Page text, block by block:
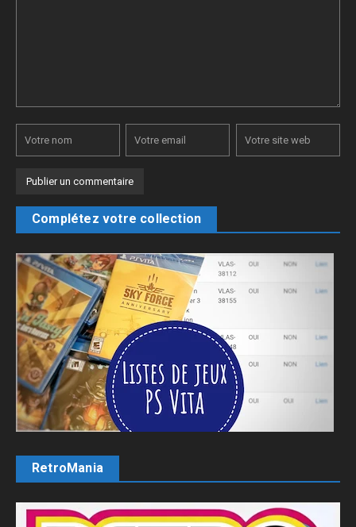
Complétez votre collection
RetroMania